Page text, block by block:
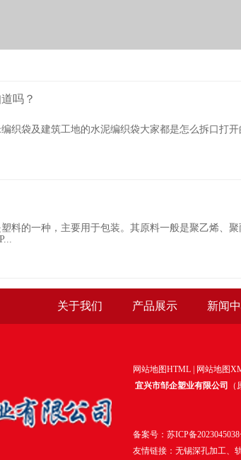
吗？
织袋及建筑工地的水泥编织袋大家都是怎么拆口打
料的一种，主要用于包装。其原料一般是聚乙烯、
关于我们 产品展示 新闻
网站地图HTML
网站地图
宜兴市邹企塑业有限公司
备案号： 苏ICP备
友情链接： 无锡深孔加工、